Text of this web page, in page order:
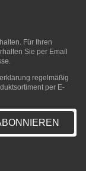
Für Ihren
Sie per Email
regelmäßig
per E-